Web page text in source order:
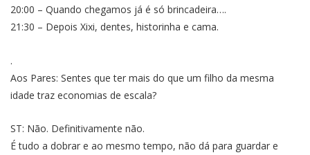
20:00 – Quando chegamos já é só brincadeira….
21:30 – Depois Xixi, dentes, historinha e cama.
.
Aos Pares: Sentes que ter mais do que um filho da mesma
idade traz economias de escala?
ST: Não. Definitivamente não.
É tudo a dobrar e ao mesmo tempo, não dá para guardar e